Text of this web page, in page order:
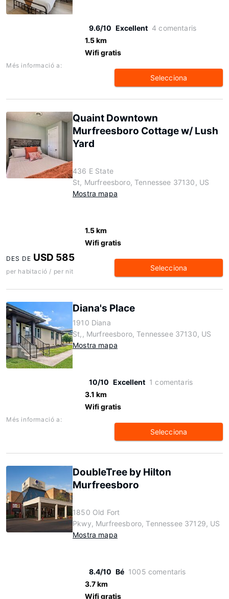
9.6/10 Excellent 4 comentaris
1.5 km
Wifi gratis
Més informació a:
Selecciona
Quaint Downtown
Murfreesboro Cottage w/ Lush
Yard
436 E State
St, Murfreesboro, Tennessee 37130, US
Mostra mapa
1.5 km
Wifi gratis
DES DE USD 585
per habitació / per nit Selecciona
Diana's Place
1910 Diana
St,, Murfreesboro, Tennessee 37130, US
Mostra mapa
10/10 Excellent 1 comentaris
3.1 km
Wifi gratis
Més informació a:
Selecciona
DoubleTree by Hilton
Murfreesboro
1850 Old Fort
Pkwy, Murfreesboro, Tennessee 37129, US
Mostra mapa
8.4/10 Bé 1005 comentaris
3.7 km
Wifi gratis